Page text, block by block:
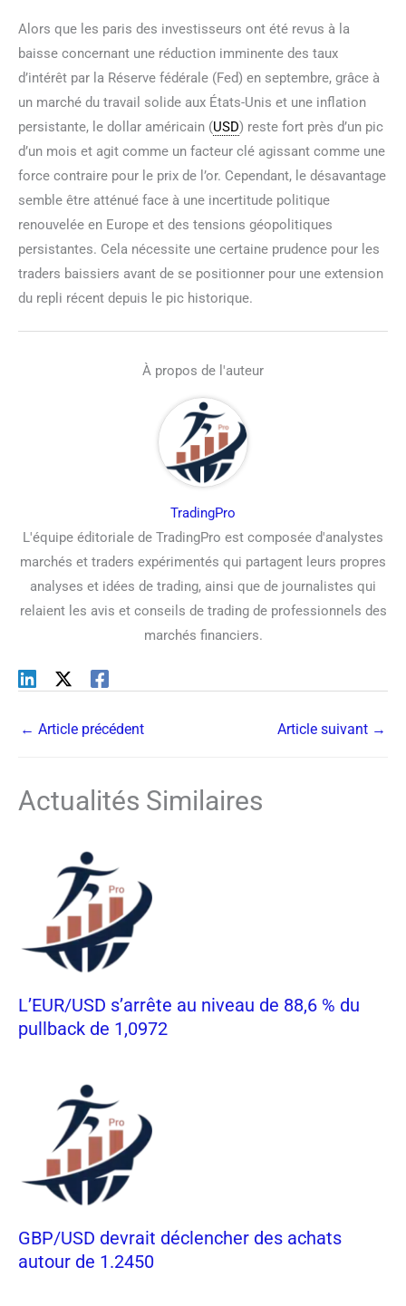
Alors que les paris des investisseurs ont été revus à la
baisse concernant une réduction imminente des taux
d’intérêt par la Réserve fédérale (Fed) en septembre, grâce à
un marché du travail solide aux États-Unis et une inflation
persistante, le dollar américain (USD) reste fort près d’un pic
d’un mois et agit comme un facteur clé agissant comme une
force contraire pour le prix de l’or. Cependant, le désavantage
semble être atténué face à une incertitude politique
renouvelée en Europe et des tensions géopolitiques
persistantes. Cela nécessite une certaine prudence pour les
traders baissiers avant de se positionner pour une extension
du repli récent depuis le pic historique.
À propos de l'auteur
TradingPro
L'équipe éditoriale de TradingPro est composée d'analystes
marchés et traders expérimentés qui partagent leurs propres
analyses et idées de trading, ainsi que de journalistes qui
relaient les avis et conseils de trading de professionnels des
marchés financiers.
← Article précédent Article suivant →
Actualités Similaires
L’EUR/USD s’arrête au niveau de 88,6 % du
pullback de 1,0972
GBP/USD devrait déclencher des achats
autour de 1.2450